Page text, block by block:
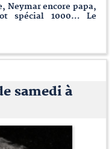
Neymar encore papa,
spécial 1000… Le
samedi à